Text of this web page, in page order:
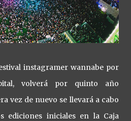
instagramer wannabe por
volverá por quinto año
vez de nuevo se llevará a cabo
ediciones iniciales en la Caja